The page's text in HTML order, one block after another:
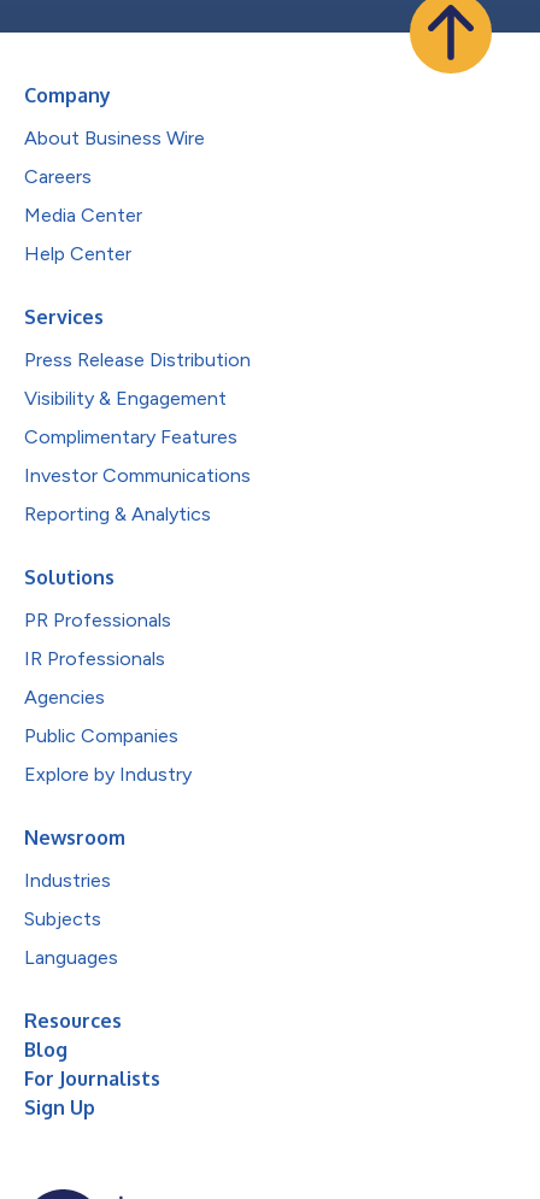
Company
About Business Wire
Careers
Media Center
Help Center
Services
Press Release Distribution
Visibility & Engagement
Complimentary Features
Investor Communications
Reporting & Analytics
Solutions
PR Professionals
IR Professionals
Agencies
Public Companies
Explore by Industry
Newsroom
Industries
Subjects
Languages
Resources
Blog
For Journalists
Sign Up